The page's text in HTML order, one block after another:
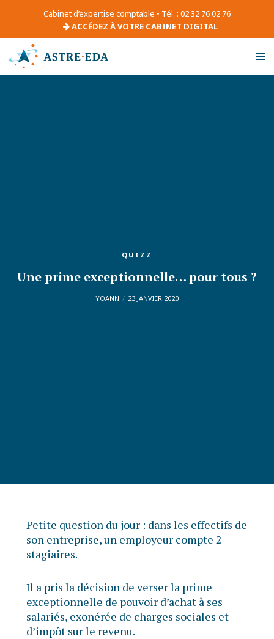
Cabinet d’expertise comptable • Tél. : 02 32 76 02 76
ACCÉDEZ À VOTRE CABINET DIGITAL
QUIZZ
Une prime exceptionnelle… pour tous ?
YOANN 23 JANVIER 2020
Petite question du jour : dans les effectifs de
son entreprise, un employeur compte 2
stagiaires.
Il a pris la décision de verser la prime
exceptionnelle de pouvoir d’achat à ses
salariés, exonérée de charges sociales et
d’impôt sur le revenu.